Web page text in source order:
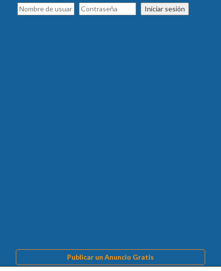
Iniciar sesión
Publicar un Anuncio Gratis